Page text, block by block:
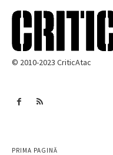
© 2010-2023 CriticAtac
PRIMA PAGINĂ